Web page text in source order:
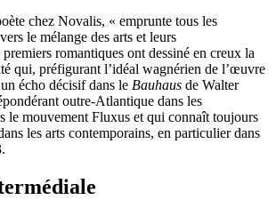
chez Novalis, « emprunte tous les
le mélange des arts et leurs
romantiques ont dessiné en creux la
qui, préfigurant l’idéal wagnérien de l’œuvre
écho décisif dans le Bauhaus de Walter
outre-Atlantique dans les
le mouvement Fluxus et qui connaît toujours
les arts contemporains, en particulier dans
.